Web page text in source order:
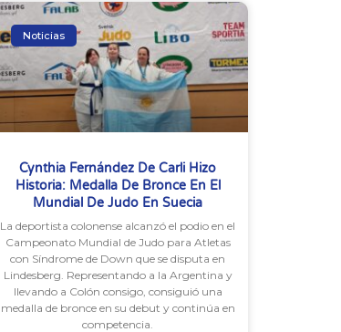
Noticias
Cynthia Fernández De Carli Hizo
Historia: Medalla De Bronce En El
Mundial De Judo En Suecia
La deportista colonense alcanzó el podio en el
Campeonato Mundial de Judo para Atletas
con Síndrome de Down que se disputa en
Lindesberg. Representando a la Argentina y
llevando a Colón consigo, consiguió una
medalla de bronce en su debut y continúa en
competencia.